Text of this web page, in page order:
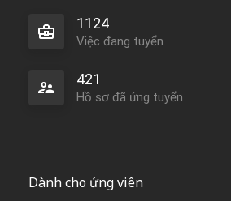
1124
Việc đang tuyển
421
Hồ sơ đã ứng tuyển
Dành cho ứng viên